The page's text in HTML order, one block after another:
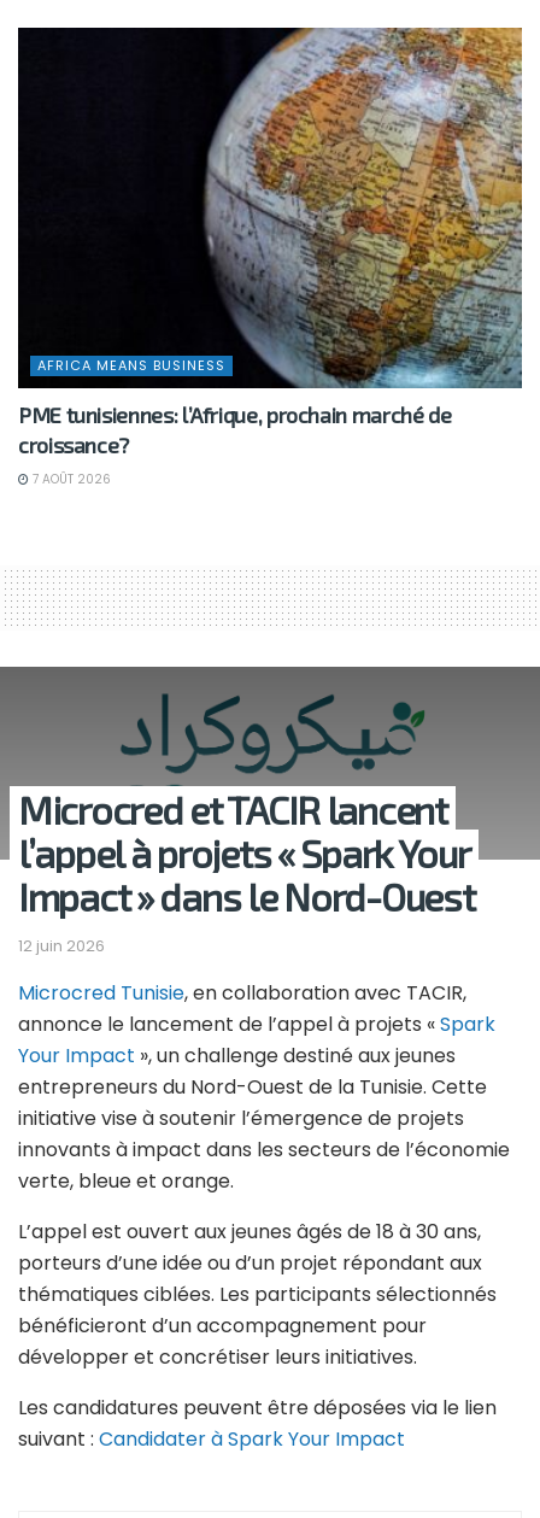
AFRICA MEANS BUSINESS
PME tunisiennes: l’Afrique, prochain marché de
croissance?
7 AOÛT 2026
Microcred et TACIR lancent
l’appel à projets « Spark Your
Impact » dans le Nord-Ouest
12 juin 2026
Microcred Tunisie, en collaboration avec TACIR,
annonce le lancement de l’appel à projets «Spark
Your Impact », un challenge destiné aux jeunes
entrepreneurs du Nord-Ouest de la Tunisie. Cette
initiative vise à soutenir l’émergence de projets
innovants à impact dans les secteurs de l’économie
verte, bleue et orange.
L’appel est ouvert aux jeunes âgés de 18 à 30 ans,
porteurs d’une idée ou d’un projet répondant aux
thématiques ciblées. Les participants sélectionnés
bénéficieront d’un accompagnement pour
développer et concrétiser leurs initiatives.
Les candidatures peuvent être déposées via le lien
suivant : Candidater à Spark Your Impact